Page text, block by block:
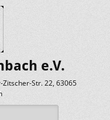
e.V.
Str. 22, 63065